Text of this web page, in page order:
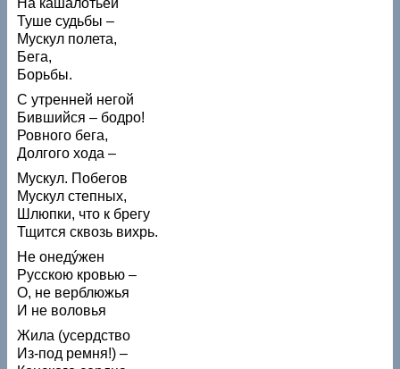
Туше судьбы –
Мускул полета,
Бега,
Борьбы.
С утренней негой
Бившийся – бодро!
Ровного бега,
Долгого хода –
Мускул. Побегов
Мускул степных,
Шлюпки, что к брегу
Тщится сквозь вихрь.
Не онедýжен
Русскою кровью –
О, не верблюжья
И не воловья
Жила (усердство
Из-под ремня!) –